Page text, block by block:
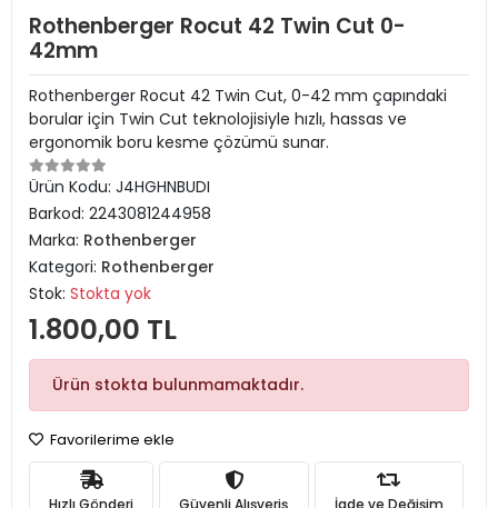
Rothenberger Rocut 42 Twin Cut 0-
42mm
Rothenberger Rocut 42 Twin Cut, 0-42 mm çapındaki
borular için Twin Cut teknolojisiyle hızlı, hassas ve
ergonomik boru kesme çözümü sunar.
Ürün Kodu: J4HGHNBUDI
Barkod: 2243081244958
Marka: Rothenberger
Kategori: Rothenberger
Stok: Stokta yok
1.800,00 TL
Ürün stokta bulunmamaktadır.
Favorilerime ekle
Hızlı Gönderi Güvenli Alışveriş İade ve Değişim